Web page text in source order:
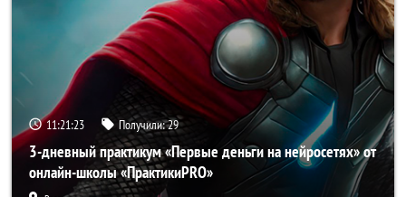
11:21:22 Получили:29
3-дневный практикум «Первые деньги на нейросетях» от
онлайн-школы «ПрактикиPRO»